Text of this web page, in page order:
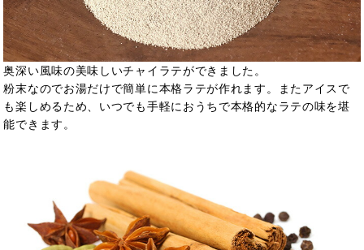
奥深い風味の美味しいチャイラテができました。
粉末なのでお湯だけで簡単に本格ラテが作れます。またアイスで
も楽しめるため、いつでも手軽におうちで本格的なラテの味を堪
能できます。